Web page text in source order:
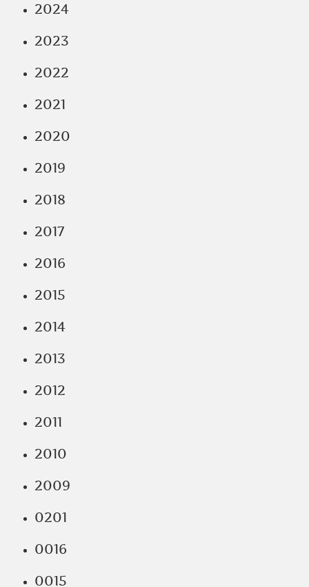
2024
2023
2022
2021
2020
2019
2018
2017
2016
2015
2014
2013
2012
2011
2010
2009
0201
0016
0015